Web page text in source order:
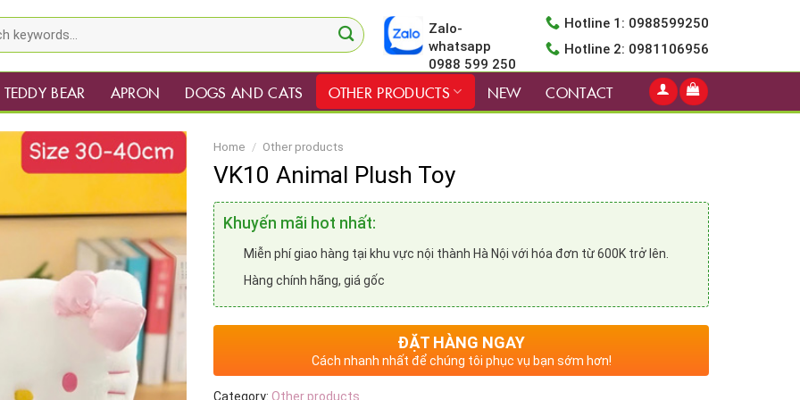
Zalo-
whatsapp
0988 599 250
Hotline 1: 0988599250
Hotline 2: 0981106956
TEDDY BEAR APRON DOGS AND CATS OTHER PRODUCTS NEW CONTACT
Home / Other products
VK10 Animal Plush Toy
Khuyến mãi hot nhất:
Miễn phí giao hàng tại khu vực nội thành Hà Nội với hóa đơn từ 600K trở lên.
Hàng chính hãng, giá gốc
ĐẶT HÀNG NGAY
Cách nhanh nhất để chúng tôi phục vụ bạn sớm hơn!
Category: Other products